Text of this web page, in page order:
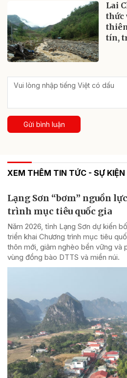
Lai
thức
tín,
Gửi bình luận
XEM THÊM TIN TỨC - SỰ KIỆN
Lạng Sơn “bơm” nguồn
trình mục tiêu quốc gia
Năm 2026, tỉnh Lạng Sơn dự kiến
triển khai Chương trình mục tiêu
thôn mới, giảm nghèo bền vững và
vùng đồng bào DTTS và miền núi.